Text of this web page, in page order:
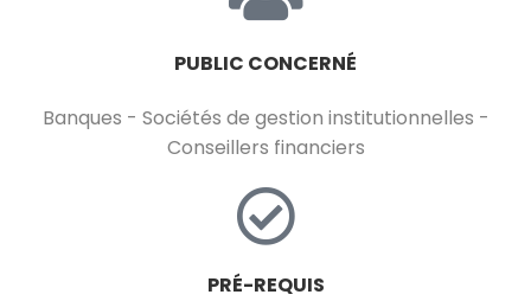
PUBLIC CONCERNÉ
Banques - Sociétés de gestion institutionnelles -
Conseillers financiers
PRÉ-REQUIS